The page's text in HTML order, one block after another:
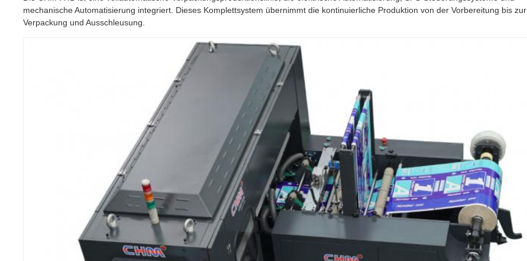
mechanische Automatisierung integriert. Dieses Komplettsystem übernimmt die kontinuierliche Produktion von der Vorbereitung bis zur
Verpackung und Ausschleusung.